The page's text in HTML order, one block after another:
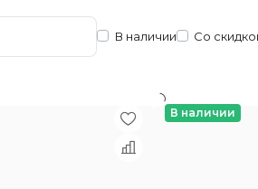
В наличии Со
В наличии